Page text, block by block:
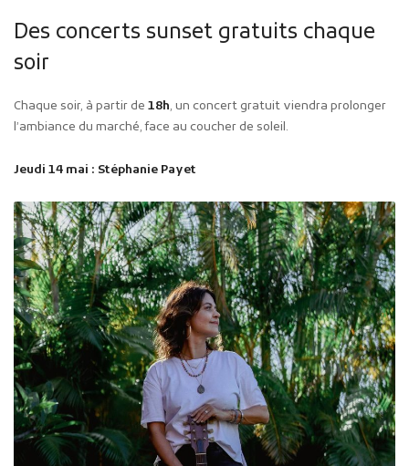
Des concerts sunset gratuits chaque
soir
Chaque soir, à partir de 18h, un concert gratuit viendra prolonger
l’ambiance du marché, face au coucher de soleil.
Jeudi 14 mai : Stéphanie Payet